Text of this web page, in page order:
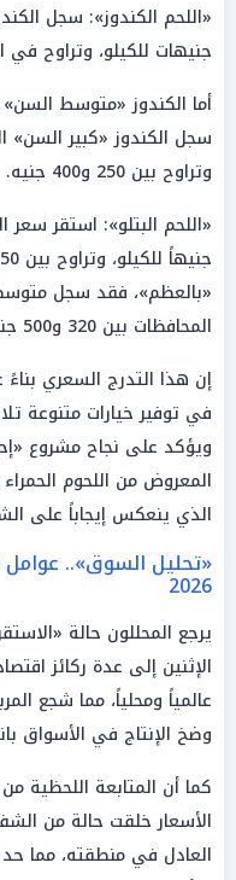
جنيهات للكيلو، وتراوح في الأسواق
وتراوح بين 250 و400 جنيه.
المحافظات بين 320 و500 جنيه.
إن هذا التدرج السعري
في توفير خيارات متنوعة
ويؤكد على نجاح مشروع
المعروض من اللحوم
الذي ينعكس إيجاباً على
«تحليل السوق».. عوامل
2026
يرجع المحللون حالة
الإثنين إلى عدة ركائز
عالمياً ومحلياً، مما شجع
وضخ الإنتاج في الأسواق
كما أن المتابعة اللحظية
الأسعار خلقت حالة من
العادل في منطقته، مما حد